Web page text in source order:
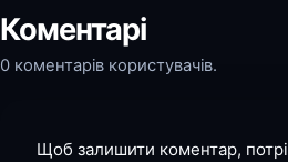
Коментарі
0 коментарів користувачів.
Щоб залишити коментар,